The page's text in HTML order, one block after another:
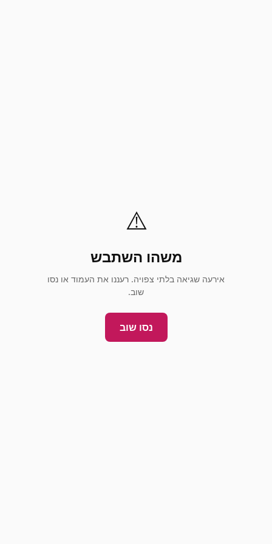
⚠️
משהו השתבש
אירעה שגיאה בלתי צפויה. רעננו את העמוד או נסו
שוב.
נסו שוב